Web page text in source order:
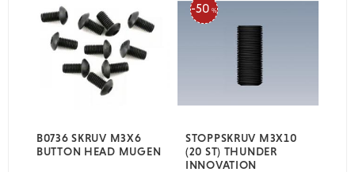
B0736 SKRUV M3X6
BUTTON HEAD MUGEN
STOPPSKRUV M3X10
(20 ST) THUNDER
INNOVATION
50 %